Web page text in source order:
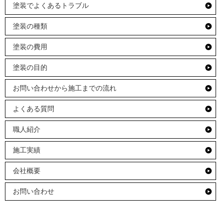
塗装でよくあるトラブル
塗装の種類
塗装の費用
塗装の目的
お問い合わせから施工までの流れ
よくある質問
職人紹介
施工実績
会社概要
お問い合わせ